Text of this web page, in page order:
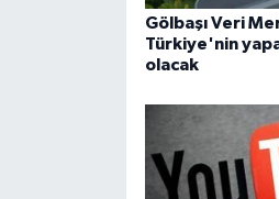
Gölbaşı Veri
Türkiye'nin
olacak